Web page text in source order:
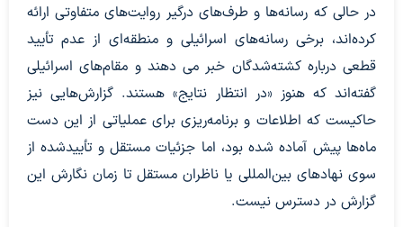
در حالی که رسانه‌ها و طرف‌های درگیر روایت‌های متفاوتی ارائه
کرده‌اند، برخی رسانه‌های اسرائیلی و منطقه‌ای از عدم تأیید
قطعی درباره کشته‌شدگان خبر می دهند و مقام‌های اسرائیلی
گفته‌اند که هنوز «در انتظار نتایج» هستند. گزارش‌هایی نیز
حاکیست که اطلاعات و برنامه‌ریزی برای عملیاتی از این دست
ماه‌ها پیش آماده شده بود، اما جزئیات مستقل و تأییدشده از
سوی نهادهای بین‌المللی یا ناظران مستقل تا زمان نگارش این
گزارش در دسترس نیست.